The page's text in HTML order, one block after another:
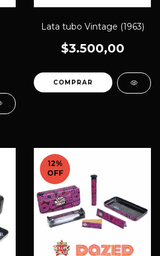
Lata tubo Vintage (1963)
$3.500,00
12%
OFF